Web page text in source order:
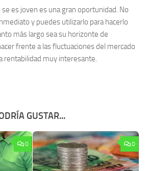
es joven es una gran oportunidad. No
y puedes utilizarlo para hacerlo
más largo sea su horizonte de
frente a las fluctuaciones del mercado
rentabilidad muy interesante.
GUSTAR...
0 0